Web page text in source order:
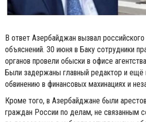
В ответ Азербайджан вызвал
объяснений. 30 июня в Баку сотрудники
органов провели обыски в офисе
Были задержаны главный редактор и ещё
обвинению в финансовых махинациях и
Кроме того, в Азербайджане были
граждан России по делам, не связанным